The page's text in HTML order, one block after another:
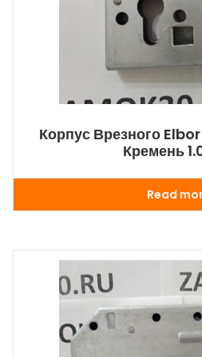
Корпус Врезного
Кремень
Read